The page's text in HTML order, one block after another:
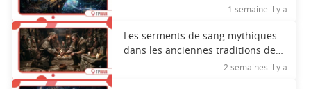
1 semaine il y a
Les serments de sang mythiques
dans les anciennes traditions de
2 semaines il y a